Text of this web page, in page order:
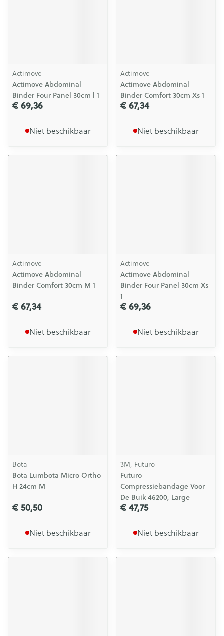
Actimove
Actimove Abdominal
Binder Four Panel 30cm l 1
€ 69,36
Niet beschikbaar
Actimove
Actimove Abdominal
Binder Comfort 30cm Xs 1
€ 67,34
Niet beschikbaar
Actimove
Actimove Abdominal
Binder Comfort 30cm M 1
€ 67,34
Niet beschikbaar
Actimove
Actimove Abdominal
Binder Four Panel 30cm Xs
1
€ 69,36
Niet beschikbaar
Bota
Bota Lumbota Micro Ortho
H 24cm M
€ 50,50
Niet beschikbaar
3M, Futuro
Futuro
Compressiebandage Voor
De Buik 46200, Large
€ 47,75
Niet beschikbaar